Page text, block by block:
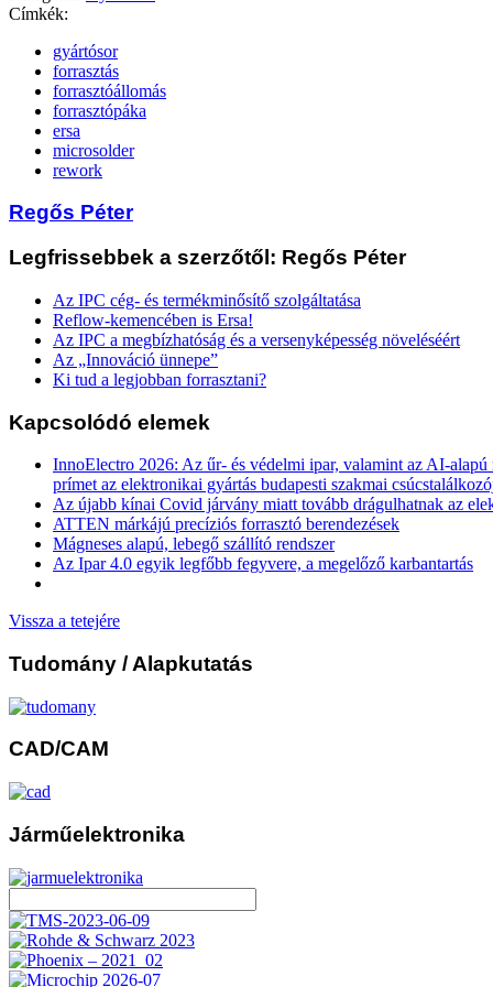
Címkék:
gyártósor
forrasztás
forrasztóállomás
forrasztópáka
ersa
microsolder
rework
Regős Péter
Legfrissebbek a szerzőtől: Regős Péter
Az IPC cég- és termékminősítő szolgáltatása
Reflow-kemencében is Ersa!
Az IPC a megbízhatóság és a versenyképesség növeléséért
Az „Innováció ünnepe”
Ki tud a legjobban forrasztani?
Kapcsolódó elemek
InnoElectro 2026: Az űr- és védelmi ipar, valamint az AI-alapú
prímet az elektronikai gyártás budapesti szakmai
Az újabb kínai Covid járvány miatt tovább drágulhatnak az
ATTEN márkájú precíziós forrasztó berendezések
Mágneses alapú, lebegő szállító rendszer
Az Ipar 4.0 egyik legfőbb fegyvere, a megelőző karbantartás
Vissza a tetejére
Tudomány / Alapkutatás
CAD/CAM
Járműelektronika